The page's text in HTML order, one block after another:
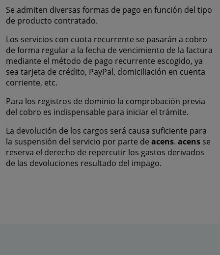
Se admiten diversas formas de pago en función del tipo
de producto contratado.
Los servicios con cuota recurrente se pasarán a cobro
de forma regular a la fecha de vencimiento de la factura
mediante el método de pago recurrente escogido, ya
sea tarjeta de crédito, PayPal, domiciliación en cuenta
corriente, etc.
Para los registros de dominio la comprobación previa
del cobro es indispensable para iniciar el trámite.
La devolución de los cargos será causa suficiente para
la suspensión del servicio por parte de acens. acens se
reserva el derecho de repercutir los gastos derivados
de las devoluciones resultado del impago.